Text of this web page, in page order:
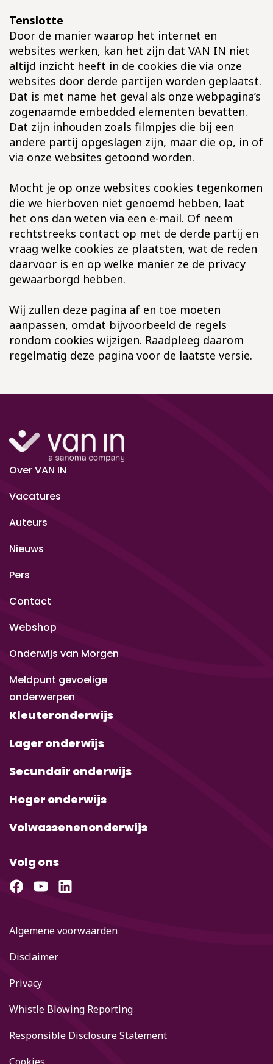
Tenslotte
Door de manier waarop het internet en
websites werken, kan het zijn dat VAN IN niet
altijd inzicht heeft in de cookies die via onze
websites door derde partijen worden geplaatst.
Dat is met name het geval als onze webpagina’s
zogenaamde embedded elementen bevatten.
Dat zijn inhouden zoals filmpjes die bij een
andere partij opgeslagen zijn, maar die op, in of
via onze websites getoond worden.
Mocht je op onze websites cookies tegenkomen
die we hierboven niet genoemd hebben, laat
het ons dan weten via een e-mail. Of neem
rechtstreeks contact op met de derde partij en
vraag welke cookies ze plaatsten, wat de reden
daarvoor is en op welke manier ze de privacy
gewaarborgd hebben.
Wij zullen deze pagina af en toe moeten
aanpassen, omdat bijvoorbeeld de regels
rondom cookies wijzigen. Raadpleeg daarom
regelmatig deze pagina voor de laatste versie.
Over VAN IN
Vacatures
Auteurs
Nieuws
Pers
Contact
Webshop
Onderwijs van Morgen
Meldpunt gevoelige
onderwerpen
Kleuteronderwijs
Lager onderwijs
Secundair onderwijs
Hoger onderwijs
Volwassenenonderwijs
Volg ons
Algemene voorwaarden
Disclaimer
Privacy
Whistle Blowing Reporting
Responsible Disclosure Statement